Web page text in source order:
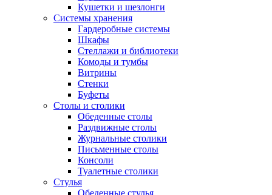
Кушетки и шезлонги
Системы хранения
Гардеробные системы
Шкафы
Стеллажи и библиотеки
Комоды и тумбы
Витрины
Стенки
Буфеты
Столы и столики
Обеденные столы
Раздвижные столы
Журнальные столики
Письменные столы
Консоли
Туалетные столики
Стулья